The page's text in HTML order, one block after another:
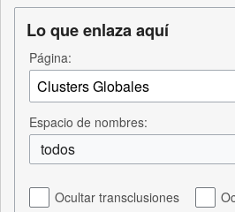
Lo que enlaza aquí
Página:
Espacio de nombres:
todos
Ocultar transclusiones